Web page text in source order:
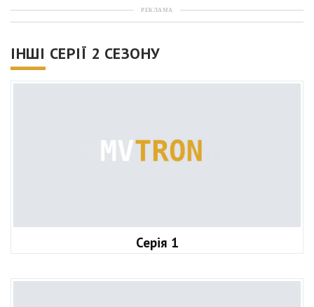
РЕКЛАМА
ІНШІ СЕРІЇ 2 СЕЗОНУ
Серія 1